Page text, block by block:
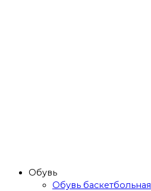
Обувь
Обувь баскетбольная